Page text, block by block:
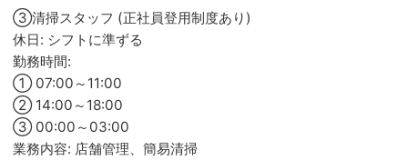
③清掃スタッフ (正社員登用制度あり)
休日: シフトに準ずる
勤務時間:
① 07:00～11:00
② 14:00～18:00
③ 00:00～03:00
業務内容: 店舗管理、簡易清掃